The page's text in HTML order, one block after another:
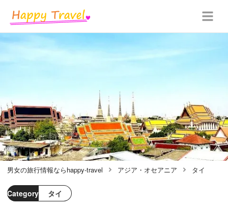
男女の旅行情報ならhappy-travel アジア・オセアニア タイ
Category タイ